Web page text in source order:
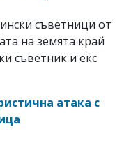
съветници от
на земята край
съветник и екс
атака с